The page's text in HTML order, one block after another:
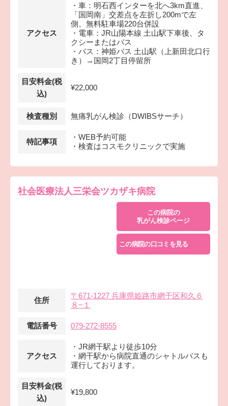
アクセス
・車：明石西インターを北へ3km直進、
「国岡南」交差点を左折し200mで左
側。無料駐車場220台併設
・電車：JR山陽本線 土山駅下車後、タ
クシーまたはバス
・バス：神姫バス 土山駅（上新田北口行
き）→国岡2丁目停留所
目安料金(税
込)
¥22,000
検査種別 無痛乳がん検診（DWIBSサーチ）
特記事項
・WEB予約可能
・検査はコスモクリニックで実施
社会医療法人三栄会ツカザキ病院
この病院の
乳がん検診ページ
この病院の口コミを見る
住所
〒671-1227 兵庫県姫路市網干区和久６
８−１
電話番号 079-272-8555
アクセス
・JR網干駅より徒歩10分
・網干駅から病院直通のシャトルバスも
運行しております。
目安料金(税
込)
¥19,800